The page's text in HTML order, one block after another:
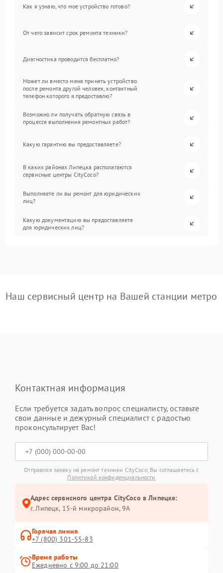
Как я узнаю, что мое устройство готово?
От чего зависит срок ремонта техники?
Диагностика проводится бесплатно?
Может ли вместо меня принять устройство
после ремонта другой человек, контактный
телефон которого я предоставлю?
Возможно ли получать обратную связь в
процессе выполнения ремонтных работ?
Какую гарантию вы предоставляете?
В каких районах Липецка располагаются
сервисные центры CityCoco?
Выполняете ли вы ремонт для юридических
лиц?
Какую документацию вы предоставляете
для юридических лиц?
Наш сервисный центр на Вашей станции метро
Контактная информация
Если требуется задать вопрос специалисту, оставьте
свои данные и дежурный специалист с радостью
проконсультирует Вас!
Отправляя заявку на ремонт техники CityCoco, Вы соглашаетесь с
Политикой конфиденциальности
Адрес сервисного центра CityCoco в Липецке:
г. Липецк, 15-й микрорайон, 9А
Горячая линия
+7 (800) 301-55-83
Время работы
Ежедневно с 9:00 до 21:00